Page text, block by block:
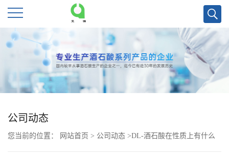
公
首
页
公
公司动态
您当前的位置： 网站首页 > 公司动态 >DL-酒石酸在性质上有什么